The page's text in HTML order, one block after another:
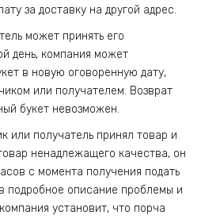
за доставку на другой адрес.
может принять его
день, компания может
в новую оговоренную дату,
или получателем. Возврат
букет невозможен.
или получатель принял товар и
ненадлежащего качества, он
с момента получения подать
подробное описание проблемы и
установит, что порча